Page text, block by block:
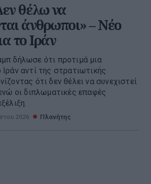
θέλω να
άνθρωποι» – Νέο
το Ιράν
δήλωσε ότι προτιμά μια
αντί της στρατιωτικής
ότι δεν θέλει να συνεχιστεί
οι διπλωματικές επαφές
2026 Πλανήτης